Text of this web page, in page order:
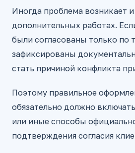
Иногда проблема возникает
дополнительных работах.
были согласованы только по
зафиксированы
стать причиной конфликта
Поэтому правильное
обязательно должно
или иные способы
подтверждения согласия